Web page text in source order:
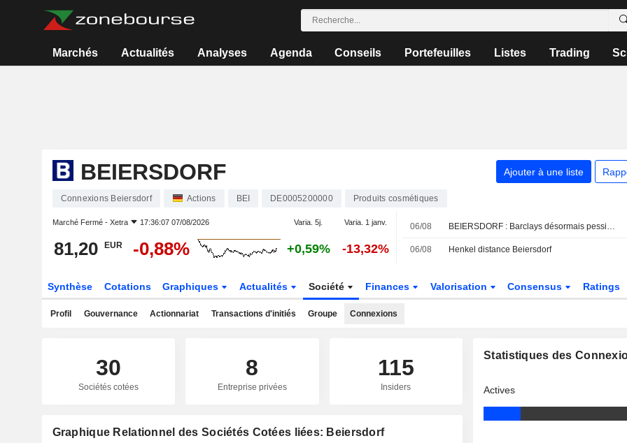
Marchés Actualités Analyses Agenda Conseils Portefeuilles Listes Trading
BEIERSDORF Ajouter à une liste
Connexions Beiersdorf Actions BEI DE0005200000 Produits cosmétiques
Marché Fermé - Xetra 17:36:07 07/08/2026 Varia. 5j. Varia. 1 janv.
81,20 EUR -0,88% +0,59% -13,32%
06/08 BEIERSDORF : Barclays désormais pessimiste
06/08 Henkel distance Beiersdorf
Synthèse Cotations Graphiques Actualités Société Finances Valorisation Consensus Ratings
Profil Gouvernance Actionnariat Transactions d'initiés Groupe Connexions
30
Sociétés cotées
8
Entreprise privées
115
Insiders
Graphique Relationnel des Sociétés Cotées liées: Beiersdorf
Statistiques des
Actives